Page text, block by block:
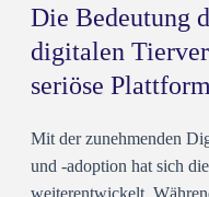
Die Bedeutung
digitalen
seriöse
Mit der zunehmenden
und -adoption hat sich
weiterentwickelt.